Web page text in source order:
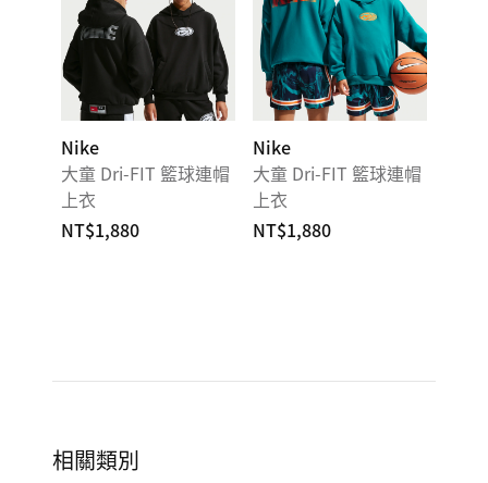
Nike
大童 Dri-FIT 籃球連帽
上衣
NT$1,880
Nike
大童 Dri-FIT 籃球連帽
上衣
NT$1,880
相關類別